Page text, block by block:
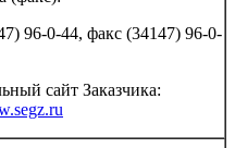
96-0-44, факс (34147) 96-0-
сайт Заказчика: